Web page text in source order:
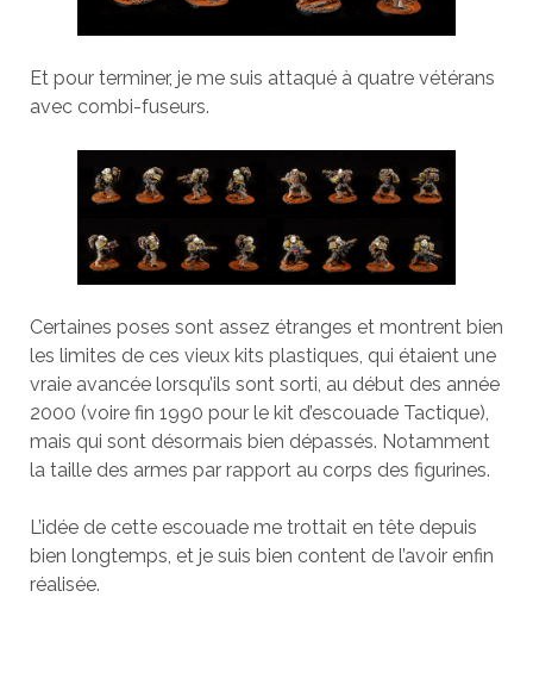
Et pour terminer, je me suis attaqué à quatre vétérans
avec combi-fuseurs.
Certaines poses sont assez étranges et montrent bien
les limites de ces vieux kits plastiques, qui étaient une
vraie avancée lorsqu’ils sont sorti, au début des année
2000 (voire fin 1990 pour le kit d’escouade Tactique),
mais qui sont désormais bien dépassés. Notamment
la taille des armes par rapport au corps des figurines.
L’idée de cette escouade me trottait en tête depuis
bien longtemps, et je suis bien content de l’avoir enfin
réalisée.